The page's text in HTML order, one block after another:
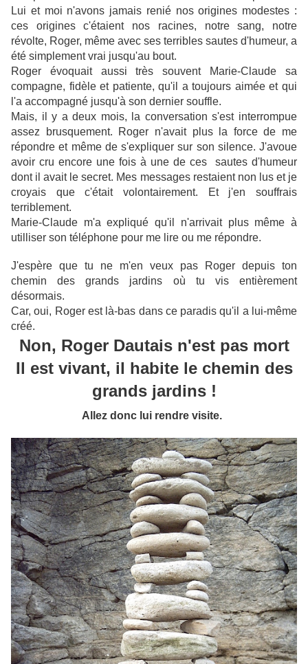
Lui et moi n'avons jamais renié nos origines modestes :
ces origines c'étaient nos racines, notre sang, notre
révolte, Roger, même avec ses terribles sautes d'humeur, a
été simplement vrai jusqu'au bout.
Roger évoquait aussi très souvent Marie-Claude sa
compagne, fidèle et patiente, qu'il a toujours aimée et qui
l'a accompagné jusqu'à son dernier souffle.
Mais, il y a deux mois, la conversation s'est interrompue
assez brusquement. Roger n'avait plus la force de me
répondre et même de s'expliquer sur son silence. J'avoue
avoir cru encore une fois à une de ces sautes d'humeur
dont il avait le secret. Mes messages restaient non lus et je
croyais que c'était volontairement. Et j'en souffrais
terriblement.
Marie-Claude m'a expliqué qu'il n'arrivait plus même à
utilliser son téléphone pour me lire ou me répondre.
J'espère que tu ne m'en veux pas Roger depuis ton
chemin des grands jardins où tu vis entièrement
désormais.
Car, oui, Roger est là-bas dans ce paradis qu'il a lui-même
créé.
Non, Roger Dautais n'est pas mort
Il est vivant, il habite le chemin des
grands jardins !
Allez donc lui rendre visite.